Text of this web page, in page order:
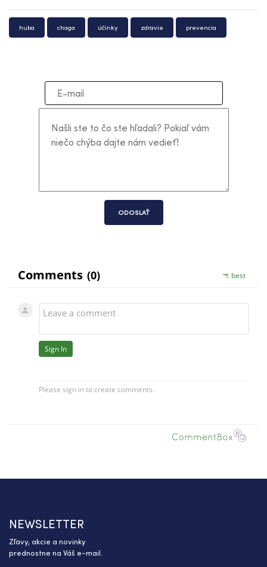
huba chaga účinky zdravie prevencia
ODOSLAŤ
NEWSLETTER
Zľavy, akcie a novinky
prednostne na Váš e-mail.